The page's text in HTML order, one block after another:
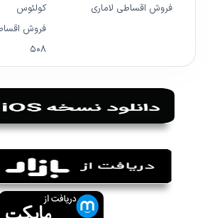
فروش اقساطی لاماری
کولئوس
۵۰۸